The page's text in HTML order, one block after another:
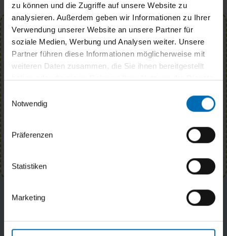
zu können und die Zugriffe auf unsere Website zu
analysieren. Außerdem geben wir Informationen zu Ihrer
Verwendung unserer Website an unsere Partner für
soziale Medien, Werbung und Analysen weiter. Unsere
Partner führen diese Informationen möglicherweise mit
weiteren Daten zusammen, die Sie ihnen bereitgestellt
haben oder die sie im Rahmen Ihrer Nutzung der Dienste
Notwendig
Präferenzen
Statistiken
Marketing
Nyhedsbrev
Meld dig til vores nyhedsbrev for at høre om
nyheder og arrangementer på Løbende.
E-Mail
akzeptiere die Datenschutzhinweise.